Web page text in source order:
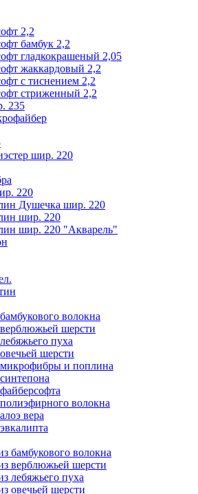
2,2
бамбук 2,2
гладкокрашеный 2,05
жаккардовый 2,2
с тиснением 2,2
стриженный 2,2
235
шир. 220
220
Душечка шир. 220
шир. 220
шир. 220 "Акварель"
волокна
шерсти
пуха
шерсти
и поплина
волокна
вера
бамбукового волокна
верблюжьей шерсти
лебяжьего пуха
овечьей шерсти